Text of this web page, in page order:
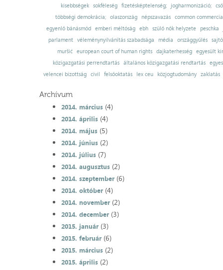
kisebbségek sokféleség fizetésképtelenség; jogharmonizáció;
többségi demokrácia; olaszország népszavazás common
egyenlő bánásmód emberi méltóság ebh szülő nők helyzete
peschka
parlament
véleménynyilvánítás szabadsága média országgyűlés
muršić
european court of human rights dajkaterhesség
egyesült
közigazgatási perrendtartás
általános közigazgatási rendtartás
velencei bizottság
civil felsőoktatás lex ceu közjogtudomány zaklatás
Archívum
2014. március(4)
2014. április(4)
2014. május(5)
2014. június(2)
2014. július(7)
2014. augusztus(2)
2014. szeptember(6)
2014. október(4)
2014. november(2)
2014. december(3)
2015. január(3)
2015. február(6)
2015. március(2)
2015. április(2)